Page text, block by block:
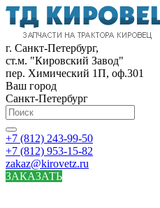
г. Санкт-Петербург,
ст.м. "Кировский Завод"
пер. Химический 1П, оф.301
Ваш город
Санкт-Петербург
+7 (812) 243-99-50
+7 (812) 953-15-82
zakaz@kirovetz.ru
ЗАКАЗАТЬ